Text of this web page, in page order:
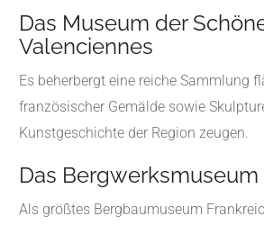
Das Museum der
Valenciennes
Es beherbergt eine reiche Sammlung
französischer Gemälde sowie
Kunstgeschichte der Region zeugen.
Das
Als größtes Bergbaumuseum